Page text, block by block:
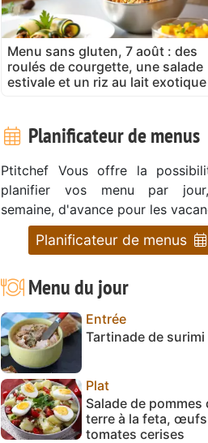
Menu sans gluten, 7 août : des
roulés de courgette, une salade
estivale et un riz au lait exotique
Planificateur de menus
Ptitchef Vous offre la
planifier vos menu par
semaine, d'avance pour les
Planificateur de menus
Menu du jour
Entrée
Tartinade de surimi
Plat
Salade de pommes
terre à la feta,
tomates cerises